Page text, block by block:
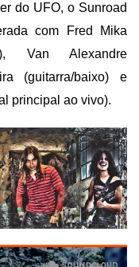
do UFO, o Sunroad
com Fred Mika
Van Alexandre
(guitarra/baixo) e
principal ao vivo).